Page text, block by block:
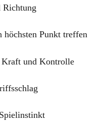
Richtung
Punkt treffen
und Kontrolle